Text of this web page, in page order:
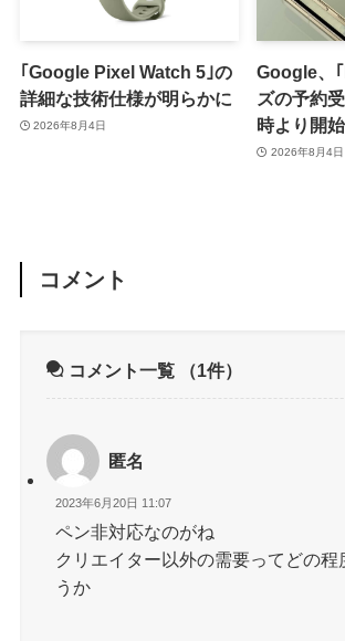
｢Google Pixel Watch 5｣の
詳細な技術仕様が明らかに
2026年8月4日
Google、
ズの予約
時より開
トは翌13
2026年8月4日
コメント
コメント一覧 （1件）
匿名
2023年6月20日 11:07
ペン非対応なのがね
クリエイター以外の需要ってどの程
うか